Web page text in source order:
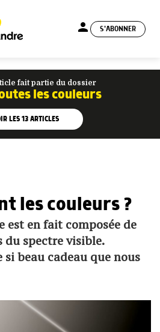
person S'ABONNER
fait partie du dossier
les couleurs
LES 13ARTICLES
les couleurs ?
est en fait composée de
du spectre visible.
beau cadeau que nous